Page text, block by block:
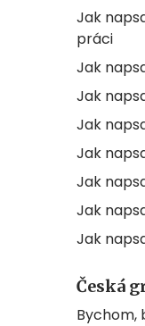
Jak
práci
Jak
Jak
Jak
Jak
Jak
Jak
Jak
Česká
Bychom,